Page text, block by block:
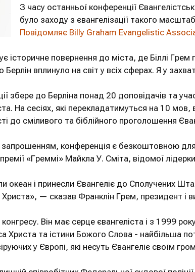
З часу останньої конференції
було заходу з євангелізації такого
Повідомляє Billy Graham Evangelistic
історичне повернення до міста, де Біллі Грем
вплинуло на світ у всіх сферах. Я у
збере до Берліна понад 20 доповідачів та
На сесіях, які перекладатимуться на 10
до сміливого та біблійного проголошення
конференція є безкоштовною для
«Греммі» Майкла У. Сміта, відомої
і принесли Євангеліє до Сполучених
— сказав Франклін Грем, президент і
Він має серце євангеліста і з 1999
та істини Божого Слова - найбільша
у Європі, які несуть Євангеліє своїм